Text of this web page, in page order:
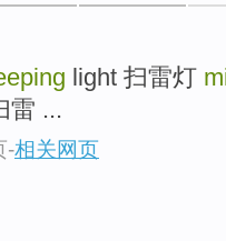
light 扫雷灯
雷 ...
-相关网页